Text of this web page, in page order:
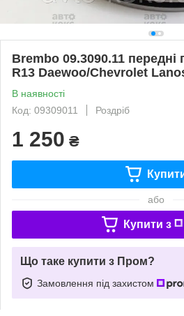
Brembo 09.3090.11 передні
R13 Daewoo/Chevrolet
В наявності
Код: 09309011
Роздріб
1 250 ₴
або
Купити з
Що таке купити з Пром?
Замовлення під захистом